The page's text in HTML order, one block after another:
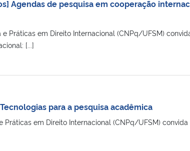
Agendas de pesquisa em cooperação
Práticas em Direito Internacional (CNPq/UFSM)
[...]
para a pesquisa acadêmica
Práticas em Direito Internacional (CNPq/UFSM)